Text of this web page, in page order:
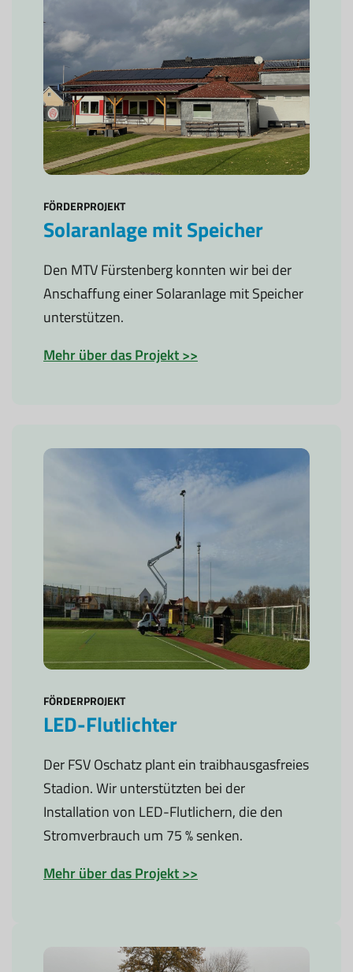
FÖRDERPROJEKT
Solaranlage mit Speicher
Den MTV Fürstenberg konnten wir bei der
Anschaffung einer Solaranlage mit Speicher
unterstützen.
Mehr über das Projekt >>
FÖRDERPROJEKT
LED-Flutlichter
Der FSV Oschatz plant ein traibhausgasfreies
Stadion. Wir unterstützten bei der
Installation von LED-Flutlichern, die den
Stromverbrauch um 75 % senken.
Mehr über das Projekt >>